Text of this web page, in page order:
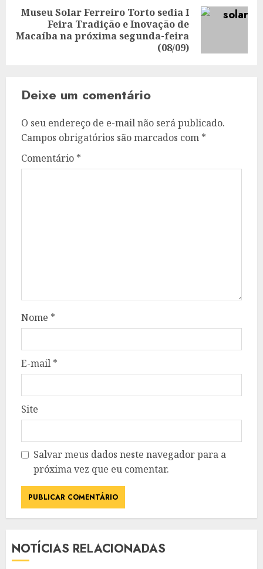
post:
Museu Solar Ferreiro Torto sedia I
Feira Tradição e Inovação de
Macaíba na próxima segunda-feira
(08/09)
Deixe um comentário
O seu endereço de e-mail não será publicado.
Campos obrigatórios são marcados com *
Comentário *
Nome *
E-mail *
Site
Salvar meus dados neste navegador para a
próxima vez que eu comentar.
NOTÍCIAS RELACIONADAS